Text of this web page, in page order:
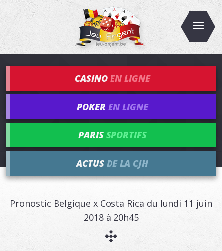
CASINO EN LIGNE
POKER EN LIGNE
PARIS SPORTIFS
ACTUS DE LA CJH
Pronostic Belgique x Costa Rica du lundi 11 juin
2018 à 20h45